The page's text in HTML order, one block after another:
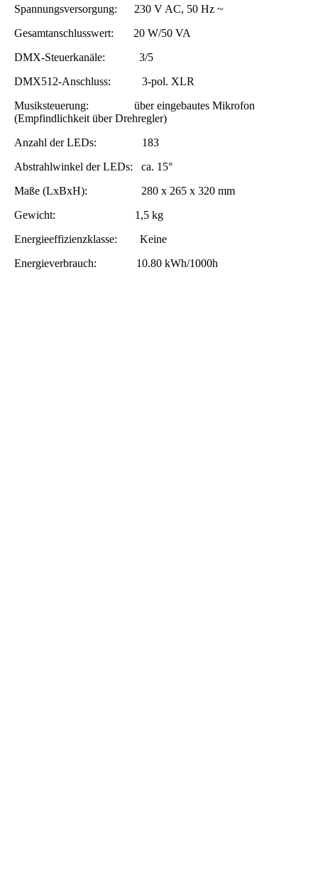
Spannungsversorgung: 230 V AC, 50 Hz ~
Gesamtanschlusswert: 20 W/50 VA
DMX-Steuerkanäle: 3/5
DMX512-Anschluss: 3-pol. XLR
Musiksteuerung: über eingebautes Mikrofon
(Empfindlichkeit über Drehregler)
Anzahl der LEDs: 183
Abstrahlwinkel der LEDs: ca. 15°
Maße (LxBxH): 280 x 265 x 320 mm
Gewicht: 1,5 kg
Energieeffizienzklasse: Keine
Energieverbrauch: 10.80 kWh/1000h